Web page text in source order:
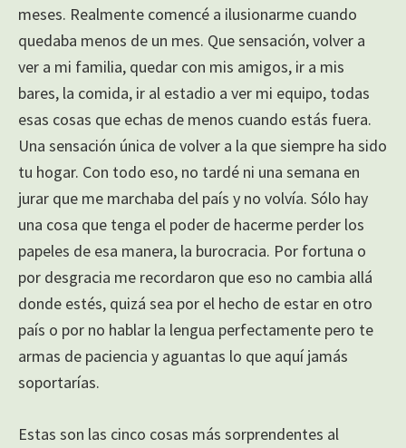
meses. Realmente comencé a ilusionarme cuando
quedaba menos de un mes. Que sensación, volver a
ver a mi familia, quedar con mis amigos, ir a mis
bares, la comida, ir al estadio a ver mi equipo, todas
esas cosas que echas de menos cuando estás fuera.
Una sensación única de volver a la que siempre ha sido
tu hogar. Con todo eso, no tardé ni una semana en
jurar que me marchaba del país y no volvía. Sólo hay
una cosa que tenga el poder de hacerme perder los
papeles de esa manera, la burocracia. Por fortuna o
por desgracia me recordaron que eso no cambia allá
donde estés, quizá sea por el hecho de estar en otro
país o por no hablar la lengua perfectamente pero te
armas de paciencia y aguantas lo que aquí jamás
soportarías.
Estas son las cinco cosas más sorprendentes al